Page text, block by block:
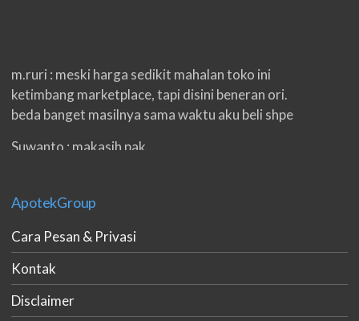
m.ruri : meski harga sedikit mahalan toko ini
ketimbang marketplace, tapi disini beneran ori.
beda banget masilnya sama waktu aku beli shpe
Suwanto : makasih pak.
double. beneran sama sekali tidak ada nama
produknya. tetep jaga kualitas ya gan.
eko padang : ko brang udh sampek, kan bru 2 hri
gan. cpet bgt
h.dzowi : ampuh mas kamu punya viagra, saya
ApotekGroup
Cara Pesan & Privasi
Kontak
Disclaimer